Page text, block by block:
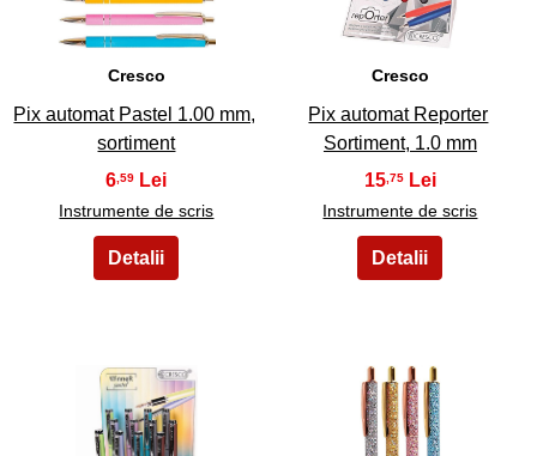
Cresco
Pix automat Pastel 1.00 mm,
sortiment
6,59
Instrumente de scris
Cresco
Pix automat Reporter
Sortiment, 1.0 mm
15,75
Instrumente de scris